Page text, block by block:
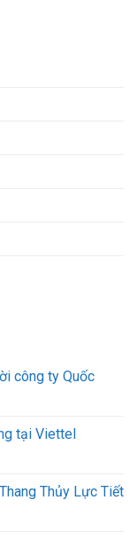
công ty Quốc
tại Viettel
Thủy Lực Tiết